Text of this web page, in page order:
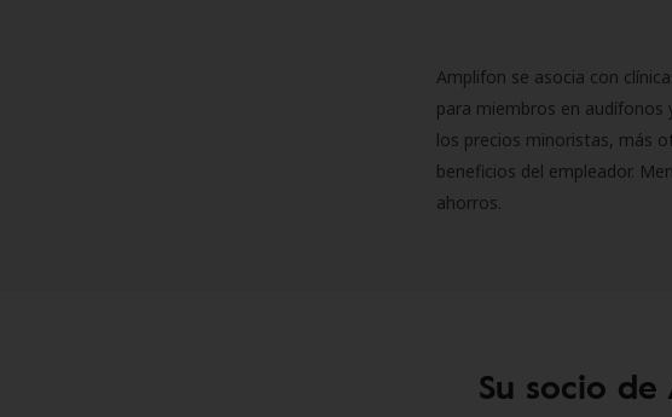
Amplifon se asocia con
para miembros en audífonos
los precios minoristas, más
beneficios del empleador.
ahorros.
Su socio